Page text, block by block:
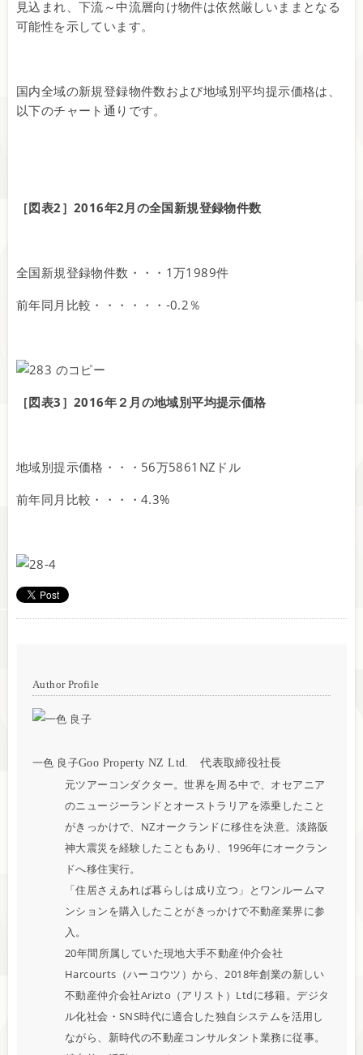
見込まれ、下流～中流層向け物件は依然厳しいままとなる
可能性を示しています。
国内全域の新規登録物件数および地域別平均提示価格は、
以下のチャート通りです。
［図表2］2016年2月の全国新規登録物件数
全国新規登録物件数・・・1万1989件
前年同月比較・・・・・・-0.2％
［図表3］2016年２月の地域別平均提示価格
地域別提示価格・・・56万5861NZドル
前年同月比較・・・・4.3%
Author Profile
一色 良子Goo Property NZ Ltd. 代表取締役社長
元ツアーコンダクター。世界を周る中で、オセアニア
のニュージーランドとオーストラリアを添乗したこと
がきっかけで、NZオークランドに移住を決意。淡路阪
神大震災を経験したこともあり、1996年にオークラン
ドへ移住実行。
「住居さえあれば暮らしは成り立つ」とワンルームマ
ンションを購入したことがきっかけで不動産業界に参
入。
20年間所属していた現地大手不動産仲介会社
Harcourts（ハーコウツ）から、2018年創業の新しい
不動産仲介会社Arizto（アリスト）Ltdに移籍。デジタ
ル化社会・SNS時代に適合した独自システムを活用し
ながら、新時代の不動産コンサルタント業務に従事。